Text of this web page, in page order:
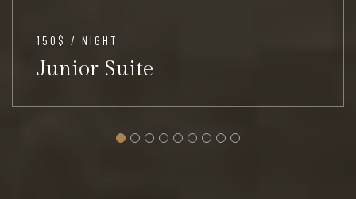
150$ / NIGHT
Junior Suite